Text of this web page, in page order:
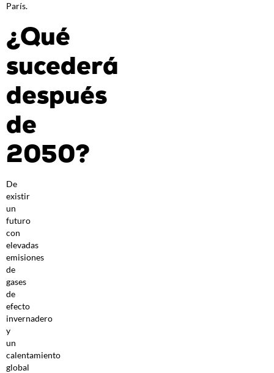
París.
¿Qué
sucederá
después
de
2050?
De
existir
un
futuro
con
elevadas
emisiones
de
gases
de
efecto
invernadero
y
un
calentamiento
global